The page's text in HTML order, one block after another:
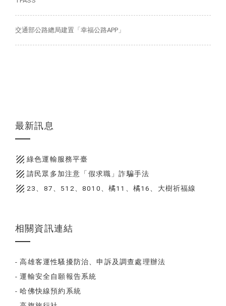
交通部公路總局建置「幸福公路APP」
最新訊息
texture 綠色運輸服務平臺
texture 請民眾多加注意「假求職」詐騙手法
texture 23、87、512、8010、橘11、橘16、大樹祈福線
相關資訊連結
- 高雄客運性騷擾防治、申訴及調查處理辦法
- 運輸安全自願報告系統
- 哈佛快線預約系統